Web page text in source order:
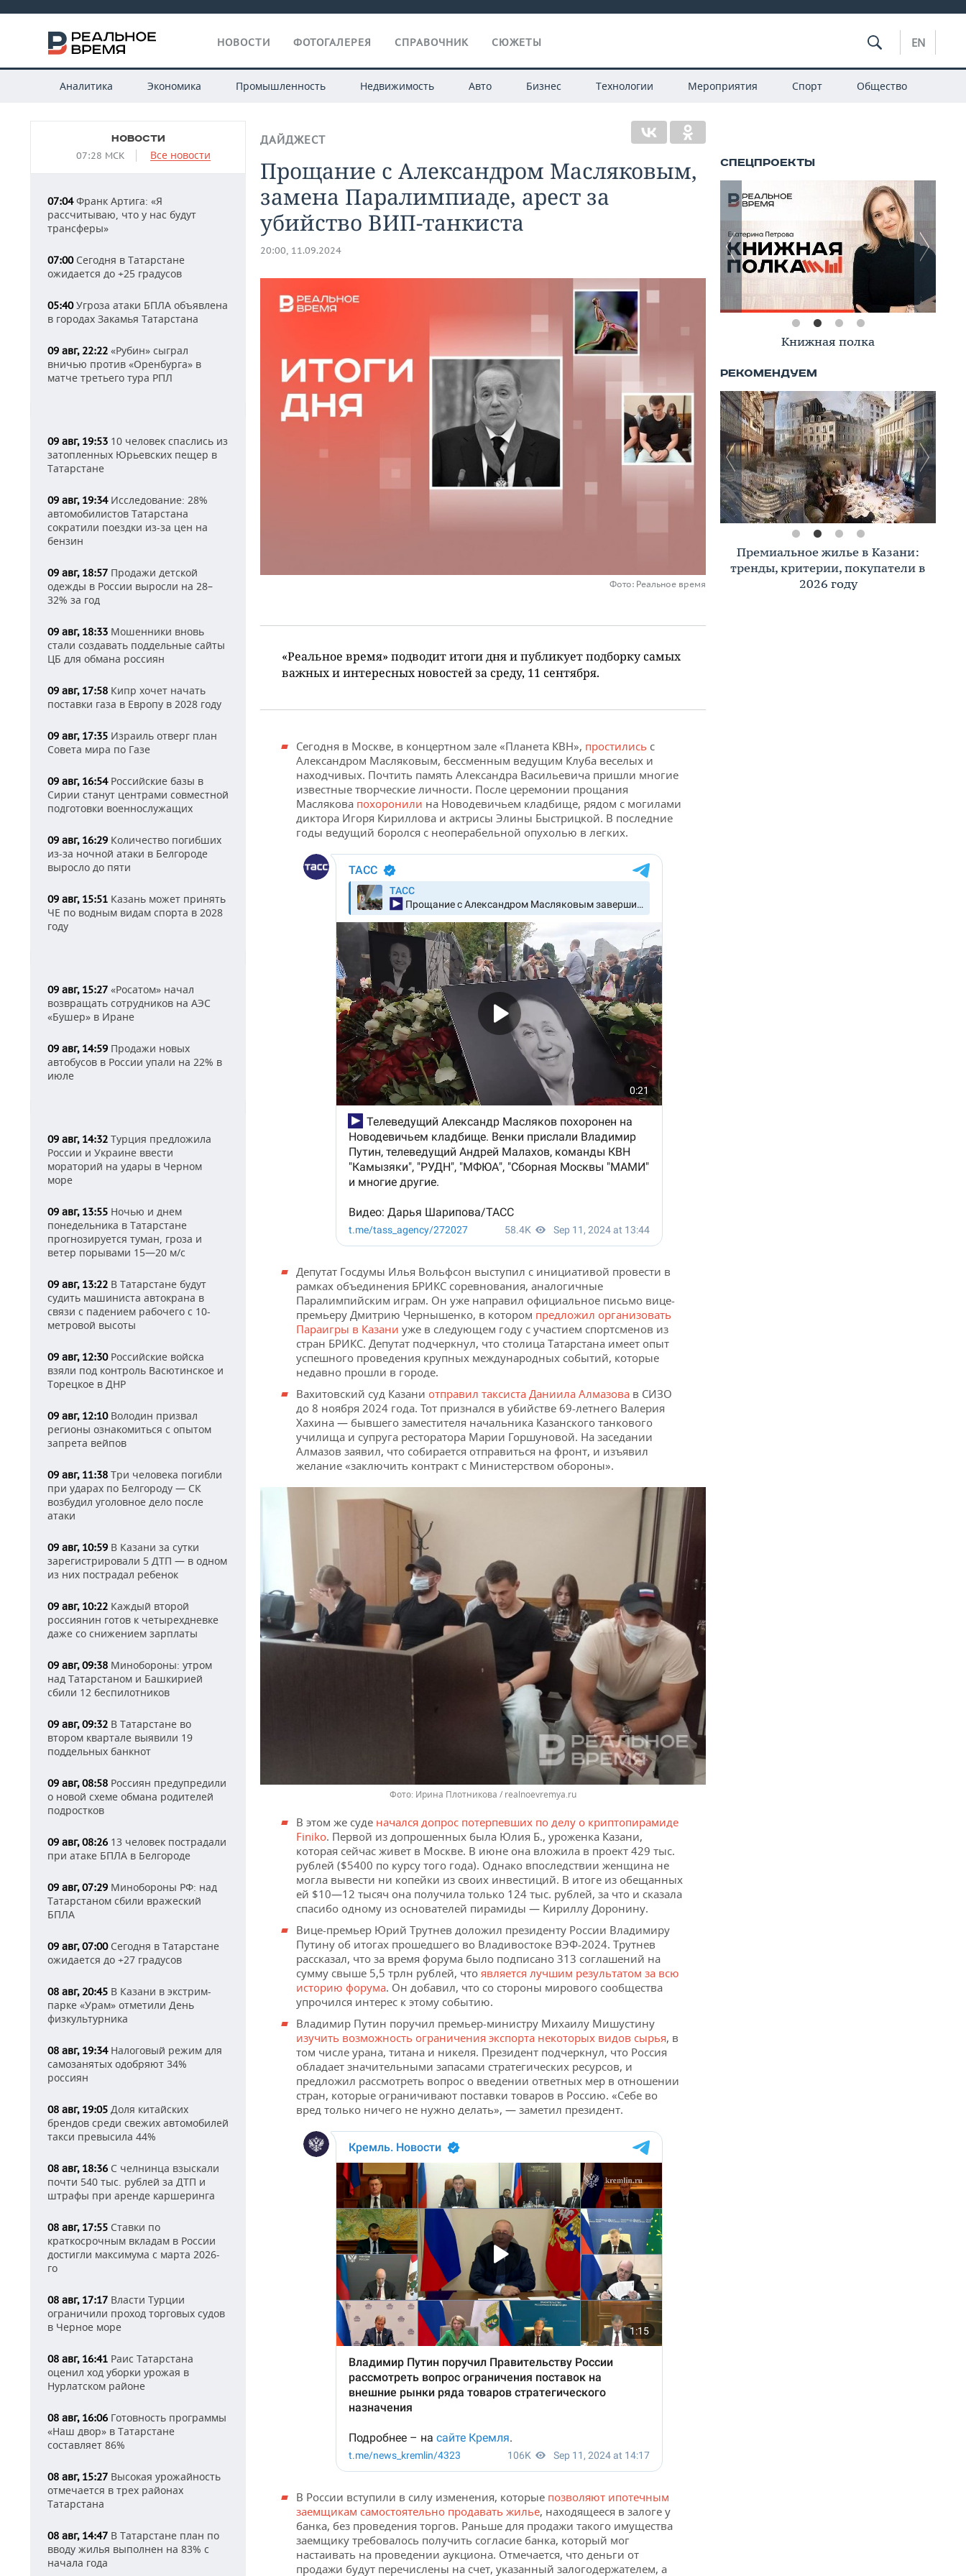
НОВОСТИ ФОТОГАЛЕРЕЯ СПРАВОЧНИК СЮЖЕТЫ EN
Аналитика Экономика Промышленность Недвижимость Авто Бизнес Технологии Мероприятия Спорт Общество
НОВОСТИ
07:28 МСК Все новости
07:04Франк Артига: «Я
рассчитываю, что у нас будут
трансферы»
07:00Сегодня в Татарстане
ожидается до +25 градусов
05:40Угроза атаки БПЛА объявлена
в городах Закамья Татарстана
09 авг, 22:22 «Рубин» сыграл
вничью против «Оренбурга» в
матче третьего тура РПЛ
09 авг, 19:53 10 человек спаслись из
затопленных Юрьевских пещер в
Татарстане
09 авг, 19:34Исследование: 28%
автомобилистов Татарстана
сократили поездки из-за цен на
бензин
09 авг, 18:57 Продажи детской
одежды в России выросли на 28–
32% за год
09 авг, 18:33 Мошенники вновь
стали создавать поддельные сайты
ЦБ для обмана россиян
09 авг, 17:58 Кипр хочет начать
поставки газа в Европу в 2028 году
09 авг, 17:35 Израиль отверг план
Совета мира по Газе
09 авг, 16:54Российские базы в
Сирии станут центрами совместной
подготовки военнослужащих
09 авг, 16:29 Количество погибших
из-за ночной атаки в Белгороде
выросло до пяти
09 авг, 15:51 Казань может принять
ЧЕ по водным видам спорта в 2028
году
09 авг, 15:27 «Росатом» начал
возвращать сотрудников на АЭС
«Бушер» в Иране
09 авг, 14:59 Продажи новых
автобусов в России упали на 22% в
июле
09 авг, 14:32 Турция предложила
России и Украине ввести
мораторий на удары в Черном
море
09 авг, 13:55 Ночью и днем
понедельника в Татарстане
прогнозируется туман, гроза и
ветер порывами 15—20 м/с
09 авг, 13:22 В Татарстане будут
судить машиниста автокрана в
связи с падением рабочего с 10-
метровой высоты
09 авг, 12:30Российские войска
взяли под контроль Васютинское и
Торецкое в ДНР
09 авг, 12:10Володин призвал
регионы ознакомиться с опытом
запрета вейпов
09 авг, 11:38 Три человека погибли
при ударах по Белгороду — СК
возбудил уголовное дело после
атаки
09 авг, 10:59 В Казани за сутки
зарегистрировали 5 ДТП — в одном
из них пострадал ребенок
09 авг, 10:22 Каждый второй
россиянин готов к четырехдневке
даже со снижением зарплаты
09 авг, 09:38 Минобороны: утром
над Татарстаном и Башкирией
сбили 12 беспилотников
09 авг, 09:32 В Татарстане во
втором квартале выявили 19
поддельных банкнот
09 авг, 08:58 Россиян предупредили
о новой схеме обмана родителей
подростков
09 авг, 08:26 13 человек пострадали
при атаке БПЛА в Белгороде
09 авг, 07:29 Минобороны РФ: над
Татарстаном сбили вражеский
БПЛА
09 авг, 07:00Сегодня в Татарстане
ожидается до +27 градусов
08 авг, 20:45 В Казани в экстрим-
парке «Урам» отметили День
физкультурника
08 авг, 19:34Налоговый режим для
самозанятых одобряют 34%
россиян
08 авг, 19:05 Доля китайских
брендов среди свежих автомобилей
такси превысила 44%
08 авг, 18:36 С челнинца взыскали
почти 540 тыс. рублей за ДТП и
штрафы при аренде каршеринга
08 авг, 17:55 Ставки по
краткосрочным вкладам в России
достигли максимума с марта 2026-
го
08 авг, 17:17 Власти Турции
ограничили проход торговых судов
в Черное море
08 авг, 16:41 Раис Татарстана
оценил ход уборки урожая в
Нурлатском районе
08 авг, 16:06 Готовность программы
«Наш двор» в Татарстане
составляет 86%
08 авг, 15:27 Высокая урожайность
отмечается в трех районах
Татарстана
08 авг, 14:47 В Татарстане план по
вводу жилья выполнен на 83% с
начала года
ДАЙДЖЕСТ
Прощание с Александром Масляковым,
замена Паралимпиаде, арест за
убийство ВИП-танкиста
20:00, 11.09.2024
Фото: Реальное время
«Реальное время» подводит итоги дня и публикует подборку самых
важных и интересных новостей за среду, 11 сентября.
Сегодня в Москве, в концертном зале «Планета КВН», простились с
Александром Масляковым, бессменным ведущим Клуба веселых и
находчивых. Почтить память Александра Васильевича пришли многие
известные творческие личности. После церемонии прощания
Маслякова похоронили на Новодевичьем кладбище, рядом с могилами
диктора Игоря Кириллова и актрисы Элины Быстрицкой. В последние
годы ведущий боролся с неоперабельной опухолью в легких.
Депутат Госдумы Илья Вольфсон выступил с инициативой провести в
рамках объединения БРИКС соревнования, аналогичные
Паралимпийским играм. Он уже направил официальное письмо вице-
премьеру Дмитрию Чернышенко, в котором предложил организовать
Параигры в Казани уже в следующем году с участием спортсменов из
стран БРИКС. Депутат подчеркнул, что столица Татарстана имеет опыт
успешного проведения крупных международных событий, которые
недавно прошли в городе.
Вахитовский суд Казани отправил таксиста Даниила Алмазова в СИЗО
до 8 ноября 2024 года. Тот признался в убийстве 69-летнего Валерия
Хахина — бывшего заместителя начальника Казанского танкового
училища и супруга ресторатора Марии Горшуновой. На заседании
Алмазов заявил, что собирается отправиться на фронт, и изъявил
желание «заключить контракт с Министерством обороны».
Ирина Плотникова / realnoevremya.ru
В этом же суде начался допрос потерпевших по делу о криптопирамиде
Finiko. Первой из допрошенных была Юлия Б., уроженка Казани,
которая сейчас живет в Москве. В июне она вложила в проект 429 тыс.
рублей ($5400 по курсу того года). Однако впоследствии женщина не
могла вывести ни копейки из своих инвестиций. В итоге из обещанных
ей $10—12 тысяч она получила только 124 тыс. рублей, за что и сказала
спасибо одному из основателей пирамиды — Кириллу Доронину.
Вице-премьер Юрий Трутнев доложил президенту России Владимиру
Путину об итогах прошедшего во Владивостоке ВЭФ-2024. Трутнев
рассказал, что за время форума было подписано 313 соглашений на
сумму свыше 5,5 трлн рублей, что является лучшим результатом за всю
историю форума. Он добавил, что со стороны мирового сообщества
упрочился интерес к этому событию.
Владимир Путин поручил премьер-министру Михаилу Мишустину
изучить возможность ограничения экспорта некоторых видов сырья, в
том числе урана, титана и никеля. Президент подчеркнул, что Россия
обладает значительными запасами стратегических ресурсов, и
предложил рассмотреть вопрос о введении ответных мер в отношении
стран, которые ограничивают поставки товаров в Россию. «Себе во
вред только ничего не нужно делать», — заметил президент.
В России вступили в силу изменения, которые позволяют ипотечным
заемщикам самостоятельно продавать жилье, находящееся в залоге у
банка, без проведения торгов. Раньше для продажи такого имущества
заемщику требовалось получить согласие банка, который мог
настаивать на проведении аукциона. Отмечается, что деньги от
продажи будут перечислены на счет, указанный залогодержателем, а
Книжная полка
Премиальное жилье в Казани:
тренды, критерии, покупатели в
2026 году